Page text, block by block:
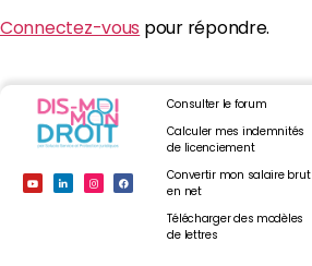
Connectez-vous pour répondre.
Consulter le forum
Calculer mes indemnités
de licenciement
Convertir mon salaire brut
en net
Télécharger des modèles
de lettres